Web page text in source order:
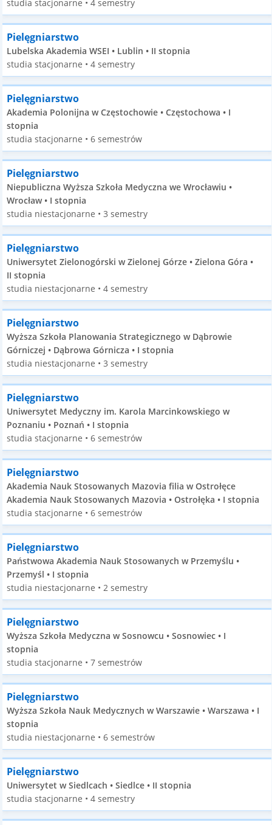
studia stacjonarne • 4 semestry
Pielęgniarstwo
Lubelska Akademia WSEI • Lublin • II stopnia
studia stacjonarne • 4 semestry
Pielęgniarstwo
Akademia Polonijna w Częstochowie • Częstochowa • I
stopnia
studia stacjonarne • 6 semestrów
Pielęgniarstwo
Niepubliczna Wyższa Szkoła Medyczna we Wrocławiu •
Wrocław • I stopnia
studia niestacjonarne • 3 semestry
Pielęgniarstwo
Uniwersytet Zielonogórski w Zielonej Górze • Zielona Góra •
II stopnia
studia niestacjonarne • 4 semestry
Pielęgniarstwo
Wyższa Szkoła Planowania Strategicznego w Dąbrowie
Górniczej • Dąbrowa Górnicza • I stopnia
studia niestacjonarne • 3 semestry
Pielęgniarstwo
Uniwersytet Medyczny im. Karola Marcinkowskiego w
Poznaniu • Poznań • I stopnia
studia stacjonarne • 6 semestrów
Pielęgniarstwo
Akademia Nauk Stosowanych Mazovia filia w Ostrołęce
Akademia Nauk Stosowanych Mazovia • Ostrołęka • I stopnia
studia stacjonarne • 6 semestrów
Pielęgniarstwo
Państwowa Akademia Nauk Stosowanych w Przemyślu •
Przemyśl • I stopnia
studia niestacjonarne • 2 semestry
Pielęgniarstwo
Wyższa Szkoła Medyczna w Sosnowcu • Sosnowiec • I
stopnia
studia stacjonarne • 7 semestrów
Pielęgniarstwo
Wyższa Szkoła Nauk Medycznych w Warszawie • Warszawa • I
stopnia
studia niestacjonarne • 6 semestrów
Pielęgniarstwo
Uniwersytet w Siedlcach • Siedlce • II stopnia
studia stacjonarne • 4 semestry